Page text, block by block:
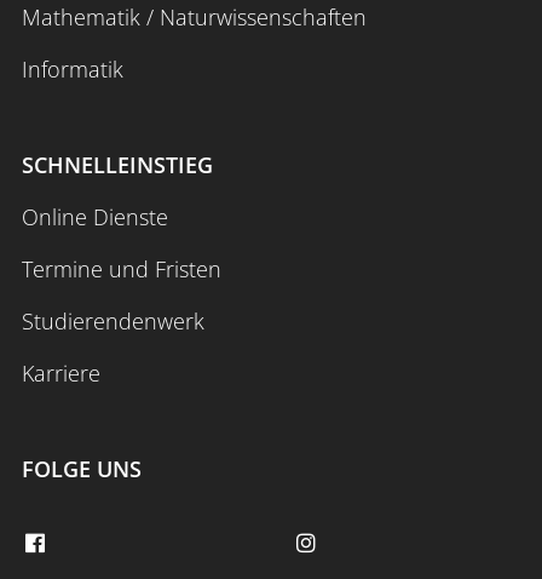
Mathematik / Naturwissenschaften
Informatik
SCHNELLEINSTIEG
Online Dienste
Termine und Fristen
Studierendenwerk
Karriere
FOLGE UNS